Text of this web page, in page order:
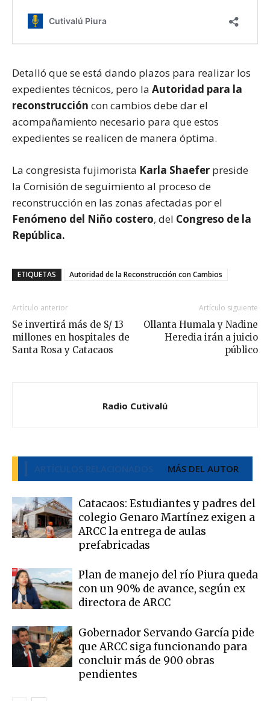
Detalló que se está dando plazos para realizar los
expedientes técnicos, pero la Autoridad para la
reconstrucción con cambios debe dar el
acompañamiento necesario para que estos
expedientes se realicen de manera óptima.
La congresista fujimorista Karla Shaefer preside
la Comisión de seguimiento al proceso de
reconstrucción en las zonas afectadas por el
Fenómeno del Niño costero, del Congreso de la
República.
ETIQUETAS Autoridad de la Reconstrucción con Cambios
Artículo anterior
Se invertirá más de S/ 13
millones en hospitales de
Santa Rosa y Catacaos
Artículo siguiente
Ollanta Humala y Nadine
Heredia irán a juicio
público
Radio Cutivalú
ARTÍCULOS RELACIONADOS MÁS DEL AUTOR
Catacaos: Estudiantes y padres del
colegio Genaro Martínez exigen a
ARCC la entrega de aulas
prefabricadas
Plan de manejo del río Piura queda
con un 90% de avance, según ex
directora de ARCC
Gobernador Servando García pide
que ARCC siga funcionando para
concluir más de 900 obras
pendientes